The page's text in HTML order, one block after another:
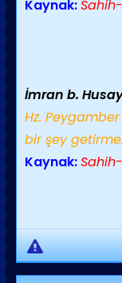
Kaynak:
İmran b.
Hz.
bir şey
Kaynak: